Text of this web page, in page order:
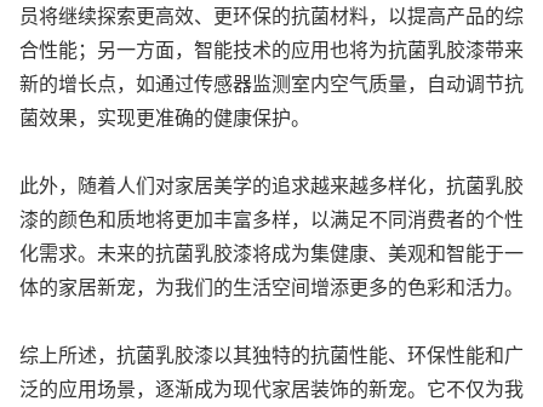
员将继续探索更高效、更环保的抗菌材料，以提高产品的综
合性能；另一方面，智能技术的应用也将为抗菌乳胶漆带来
新的增长点，如通过传感器监测室内空气质量，自动调节抗
菌效果，实现更准确的健康保护。
此外，随着人们对家居美学的追求越来越多样化，抗菌乳胶
漆的颜色和质地将更加丰富多样，以满足不同消费者的个性
化需求。未来的抗菌乳胶漆将成为集健康、美观和智能于一
体的家居新宠，为我们的生活空间增添更多的色彩和活力。
综上所述，抗菌乳胶漆以其独特的抗菌性能、环保性能和广
泛的应用场景，逐渐成为现代家居装饰的新宠。它不仅为我